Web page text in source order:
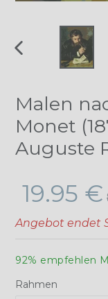
VORHERIGER
Malen
Monet
Auguste
Normaler
Preis
19.95 €
Angebot endet
92% empfehlen
Rahmen